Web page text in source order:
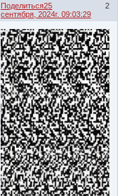
Поделиться 2
25
сентября, 2024г. 09:03:29